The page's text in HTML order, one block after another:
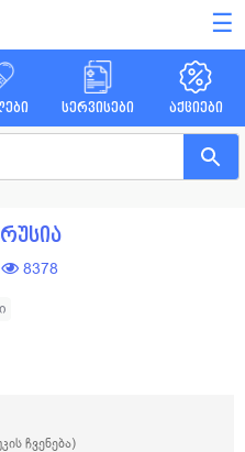
☰
სერვისები აქციები
8378
ჩვენება)